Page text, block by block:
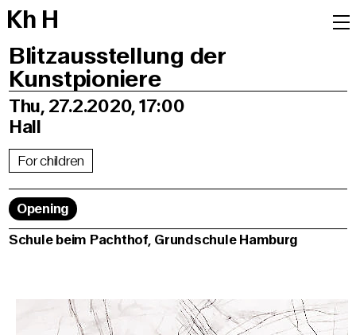
Kh H
Blitzausstellung der
Kunstpioniere
Thu, 27.2.2020, 17:00
Hall
For children
Opening
Schule beim Pachthof, Grundschule Hamburg